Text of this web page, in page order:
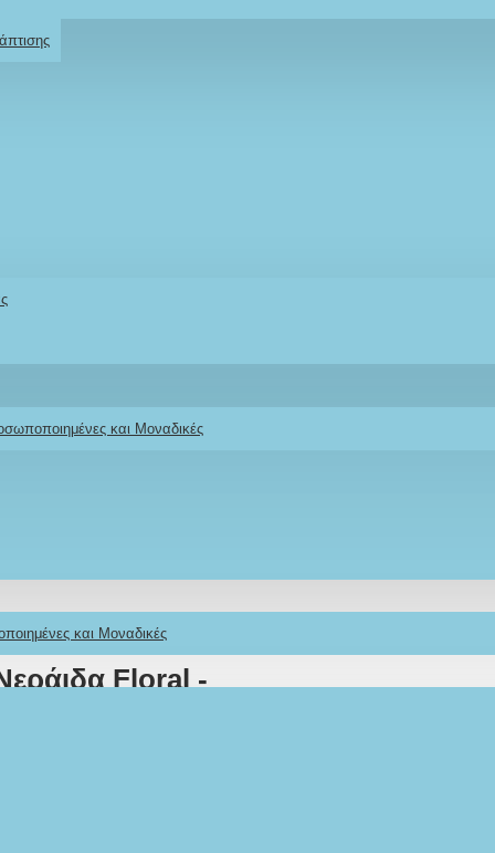
και Μοναδικές
και Μοναδικές
Floral -
Ευχή